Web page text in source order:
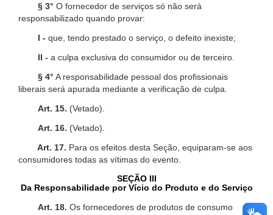
§ 3° O fornecedor de serviços só não será
responsabilizado quando provar:
I - que, tendo prestado o serviço, o defeito inexiste;
II - a culpa exclusiva do consumidor ou de terceiro.
§ 4° A responsabilidade pessoal dos profissionais
liberais será apurada mediante a verificação de culpa.
Art. 15. (Vetado).
Art. 16. (Vetado).
Art. 17. Para os efeitos desta Seção, equiparam-se aos
consumidores todas as vítimas do evento.
SEÇÃO III
Da Responsabilidade por Vício do Produto e do Serviço
Art. 18. Os fornecedores de produtos de consumo